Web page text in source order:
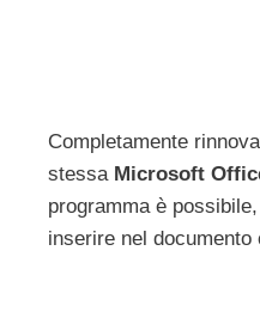
Completamente
stessa Microsoft
programma è
inserire nel